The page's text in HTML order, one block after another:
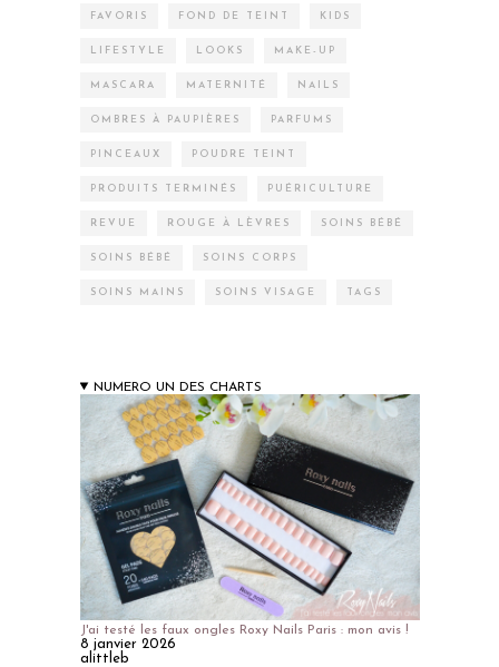
FAVORIS FOND DE TEINT KIDS
LIFESTYLE LOOKS MAKE-UP
MASCARA MATERNITÉ NAILS
OMBRES À PAUPIÈRES PARFUMS
PINCEAUX POUDRE TEINT
PRODUITS TERMINÉS PUÉRICULTURE
REVUE ROUGE À LÈVRES SOINS BÉBÉ
SOINS BÉBÉ SOINS CORPS
SOINS MAINS SOINS VISAGE TAGS
NUMERO UN DES CHARTS
J'ai testé les faux ongles Roxy Nails Paris : mon avis !
8 janvier 2026
alittleb